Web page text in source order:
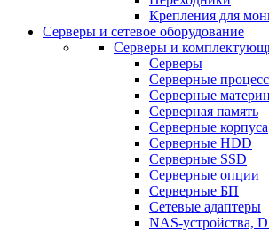
Крепления для
Серверы и сетевое оборудование
Серверы и
Серверы
Серверные
Серверные
Серверная память
Серверные корпуса
Серверные HDD
Серверные SSD
Серверные опции
Серверные БП
Сетевые адаптеры
NAS-устройства,